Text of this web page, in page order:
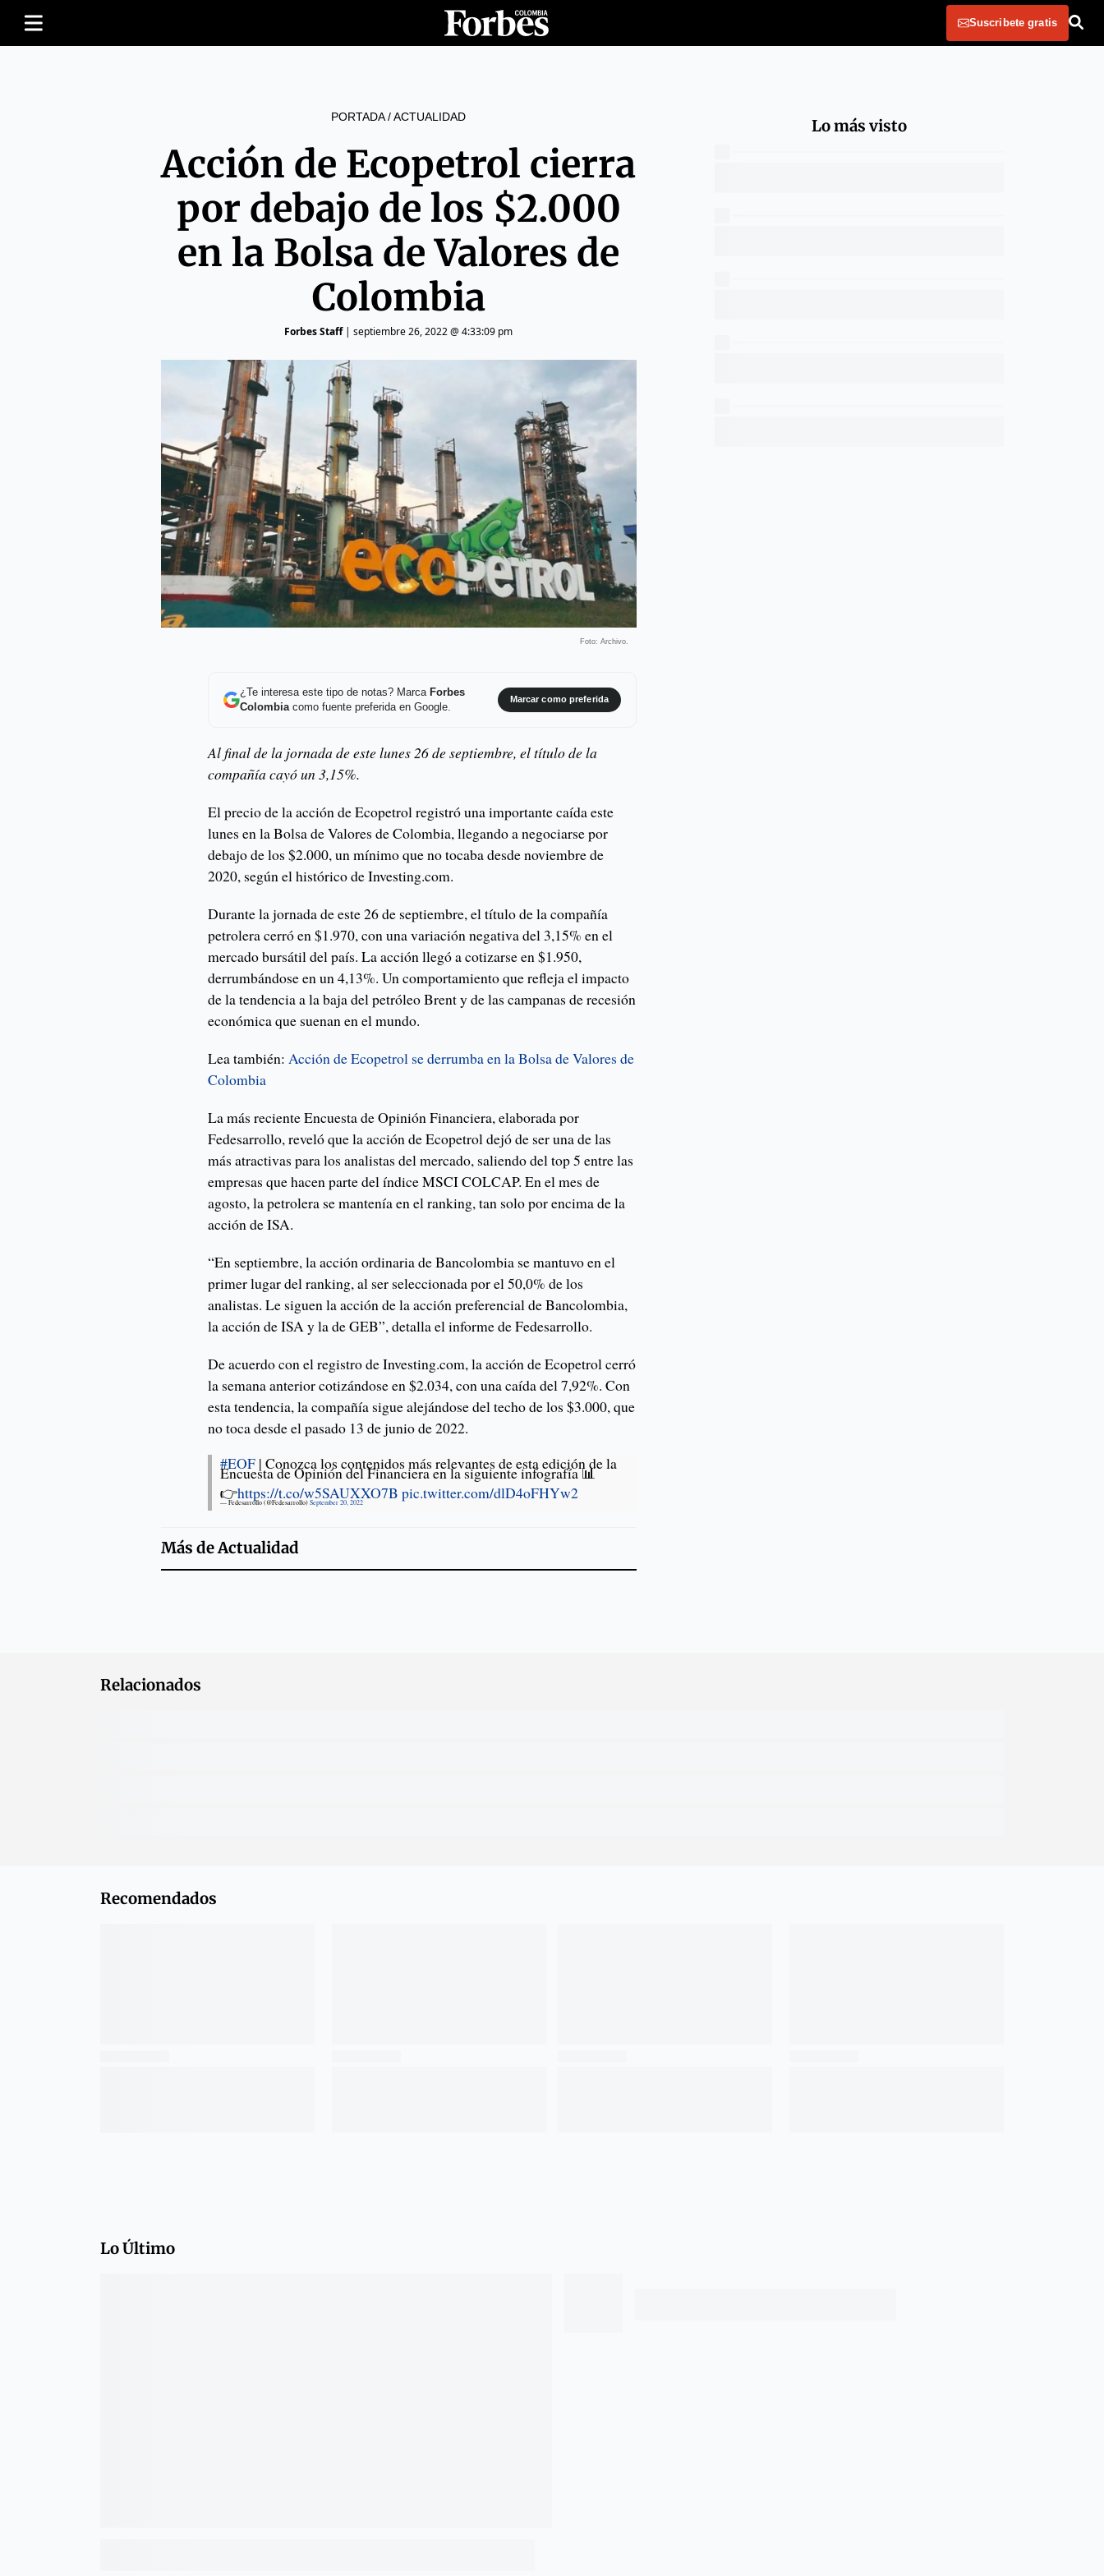
Suscribete gratis
PORTADA/ACTUALIDAD
Acción de Ecopetrol cierra
por debajo de los $2.000
en la Bolsa de Valores de
Colombia
Forbes Staff| septiembre 26, 2022 @ 4:33:09 pm
Foto: Archivo.
¿Te interesa este tipo de notas? Marca Forbes
Colombiacomo fuente preferida en Google.
Marcar como preferida
Al final de la jornada de este lunes 26 de septiembre, el título de la
compañía cayó un 3,15%.
El precio de la acción de Ecopetrol registró una importante caída este
lunes en la Bolsa de Valores de Colombia, llegando a negociarse por
debajo de los $2.000, un mínimo que no tocaba desde noviembre de
2020, según el histórico de Investing.com.
Durante la jornada de este 26 de septiembre, el título de la compañía
petrolera cerró en $1.970, con una variación negativa del 3,15% en el
mercado bursátil del país. La acción llegó a cotizarse en $1.950,
derrumbándose en un 4,13%. Un comportamiento que refleja el impacto
de la tendencia a la baja del petróleo Brent y de las campanas de recesión
económica que suenan en el mundo.
Lea también:Acción de Ecopetrol se derrumba en la Bolsa de Valores de
Colombia
La más reciente Encuesta de Opinión Financiera, elaborada por
Fedesarrollo, reveló que la acción de Ecopetrol dejó de ser una de las
más atractivas para los analistas del mercado, saliendo del top 5 entre las
empresas que hacen parte del índice MSCI COLCAP. En el mes de
agosto, la petrolera se mantenía en el ranking, tan solo por encima de la
acción de ISA.
“En septiembre, la acción ordinaria de Bancolombia se mantuvo en el
primer lugar del ranking, al ser seleccionada por el 50,0% de los
analistas. Le siguen la acción de la acción preferencial de Bancolombia,
la acción de ISA y la de GEB”, detalla el informe de Fedesarrollo.
De acuerdo con el registro de Investing.com, la acción de Ecopetrol cerró
la semana anterior cotizándose en $2.034, con una caída del 7,92%. Con
esta tendencia, la compañía sigue alejándose del techo de los $3.000, que
no toca desde el pasado 13 de junio de 2022.
#EOF | Conozca los contenidos más relevantes de esta edición de la
Encuesta de Opinión del Financiera en la siguiente infografía 📊
👉https://t.co/w5SAUXXO7B pic.twitter.com/dlD4oFHYw2
— Fedesarrollo (@Fedesarrollo)September 20, 2022
Más deActualidad
Lo más visto
Relacionados
Recomendados
Lo Último